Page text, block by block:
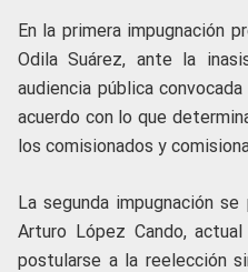
En la primera impugnación
Odila Suárez, ante la
audiencia pública
acuerdo con lo que
los comisionados y
La segunda impugnación
Arturo López Cando,
postularse a la reelección